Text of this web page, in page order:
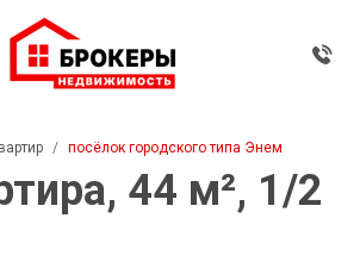
посёлок городского типа Энем
44 м², 1/2